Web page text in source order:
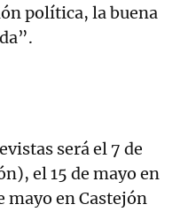
política, la buena
será el 7 de
el 15 de mayo en
mayo en Castejón